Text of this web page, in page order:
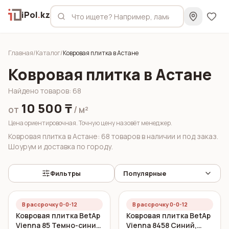
iPol.kz
Главная/Каталог/Ковровая плитка в Астане
Ковровая плитка в Астане
Найдено товаров: 68
от 10 500 ₸/ м²
Цена ориентировочная. Точную цену назовёт менеджер.
Ковровая плитка в Астане: 68 товаров в наличии и под заказ.
Шоурум и доставка по городу.
Фильтры Популярные
В рассрочку 0-0-12
Ковровая плитка BetAp
Vienna 85 Темно-синий
В рассрочку 0-0-12
Ковровая плитка BetAp
Vienna 8458 Синий,